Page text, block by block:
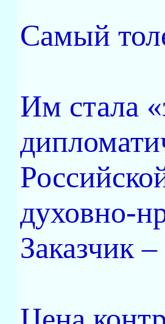
Самый
Им стала
духовно-